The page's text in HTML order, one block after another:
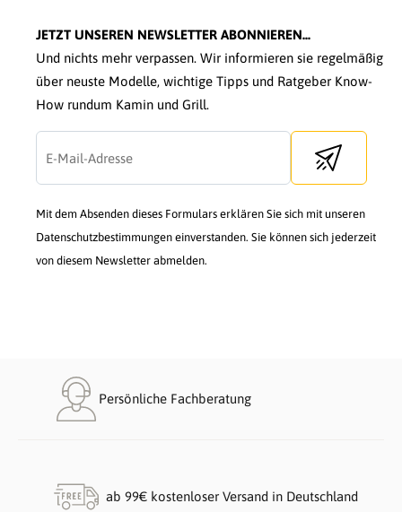
JETZT UNSEREN NEWSLETTER ABONNIEREN...
Und nichts mehr verpassen. Wir informieren sie regelmäßig
über neuste Modelle, wichtige Tipps und Ratgeber Know-
How rundum Kamin und Grill.
Send
Mit dem Absenden dieses Formulars erklären Sie sich mit unseren
Datenschutzbestimmungen einverstanden. Sie können sich jederzeit
von diesem Newsletter abmelden.
Persönliche Fachberatung
ab 99€ kostenloser Versand in Deutschland